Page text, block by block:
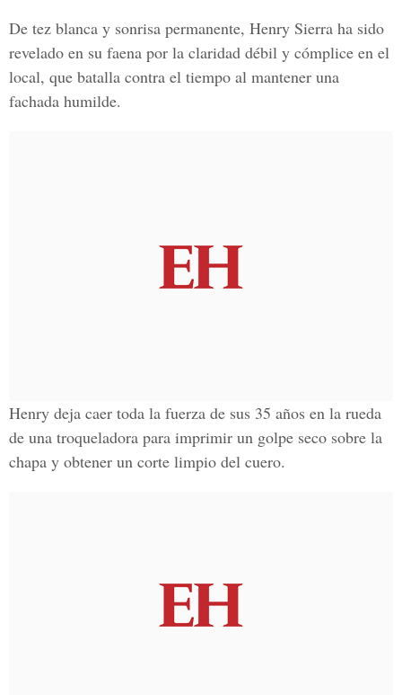
De tez blanca y sonrisa permanente, Henry Sierra ha sido
revelado en su faena por la claridad débil y cómplice en el
local, que batalla contra el tiempo al mantener una
fachada humilde.
Henry deja caer toda la fuerza de sus 35 años en la rueda
de una troqueladora para imprimir un golpe seco sobre la
chapa y obtener un corte limpio del cuero.